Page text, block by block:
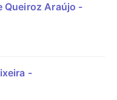
Queiroz Araújo -
-